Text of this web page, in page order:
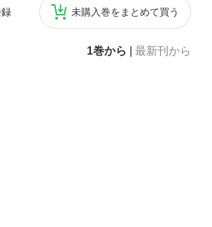
未購入巻をまとめて買う
1巻から 最新刊から